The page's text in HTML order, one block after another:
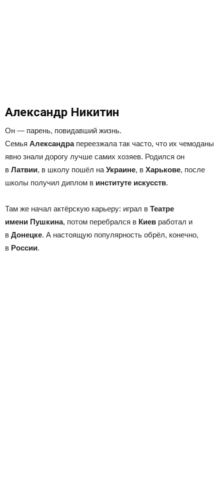
Александр Никитин
Он — парень, повидавший жизнь.
Семья Александрапереезжала так часто, что их чемоданы
явно знали дорогу лучше самих хозяев. Родился он
в Латвии, в школу пошёл на Украине, в Харькове, после
школы получил диплом в институте искусств.
Там же начал актёрскую карьеру: играл в Театре
имени Пушкина, потом перебрался в Киев работал и
в Донецке. А настоящую популярность обрёл, конечно,
в России.